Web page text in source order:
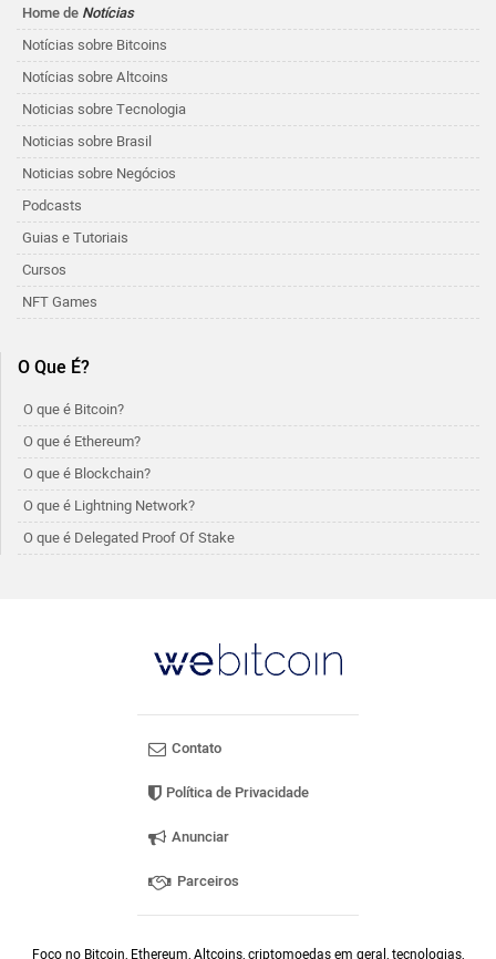
Home de Notícias
Notícias sobre Bitcoins
Notícias sobre Altcoins
Noticias sobre Tecnologia
Noticias sobre Brasil
Noticias sobre Negócios
Podcasts
Guias e Tutoriais
Cursos
NFT Games
O Que É?
O que é Bitcoin?
O que é Ethereum?
O que é Blockchain?
O que é Lightning Network?
O que é Delegated Proof Of Stake
Contato
Política de Privacidade
Anunciar
Parceiros
Foco no Bitcoin, Ethereum, Altcoins, criptomoedas em geral, tecnologias,